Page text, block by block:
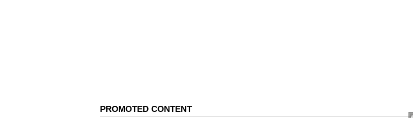
அரசு கடந்த வாரம் 10 லட்சம் பேருக்கு வேலை வழங்கும் திட்டத்தை தொடங்கி